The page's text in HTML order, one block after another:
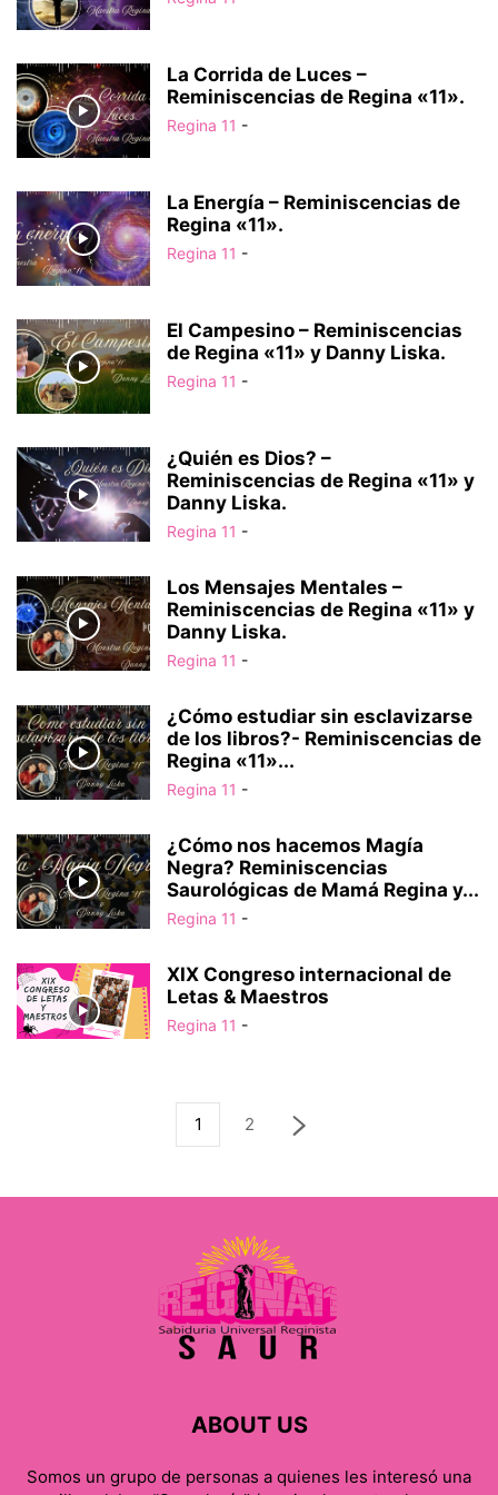
REMINISCENCIAS SAUROLÓGICAS
La Corrida de Luces –
Reminiscencias de Regina «11».
Regina 11 -
La Energía – Reminiscencias de
Regina «11».
Regina 11 -
El Campesino – Reminiscencias
de Regina «11» y Danny Liska.
Regina 11 -
¿Quién es Dios? –
Reminiscencias de Regina «11» y
Danny Liska.
Regina 11 -
Los Mensajes Mentales –
Reminiscencias de Regina «11» y
Danny Liska.
Regina 11 -
¿Cómo estudiar sin esclavizarse
de los libros?- Reminiscencias de
Regina «11»...
Regina 11 -
¿Cómo nos hacemos Magía
Negra? Reminiscencias
Saurológicas de Mamá Regina y...
Regina 11 -
XIX Congreso internacional de
Letas & Maestros
Regina 11 -
1 2
ABOUT US
Somos un grupo de personas a quienes les interesó una